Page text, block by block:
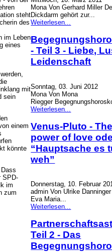
steht
des
im Leben
eines
mit
sein
einem
könnte
SPD-
im
zum
Mona Von Gerhard Miller
Dickdarm gehört zur...
Weiterlesen...
- Teil 3 - Liebe,
Leidenschaft
Sonntag, 03. Juni 2012
Mona Von Mona
Riegger
Weiterlesen...
Venus-Pluto - The
power of love
“Hauptsache es
weh”
Donnerstag, 10. Februar
admin Von Ulrike Danninger
Eva Maria...
Weiterlesen...
Teil 2 - Das